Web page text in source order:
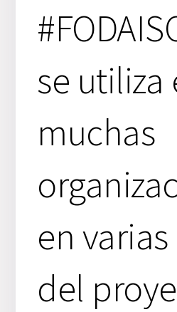
se utiliza
muchas
en
del